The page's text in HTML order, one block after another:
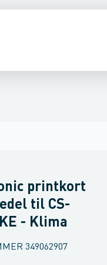
printkort
til CS-
- Klima
349062907